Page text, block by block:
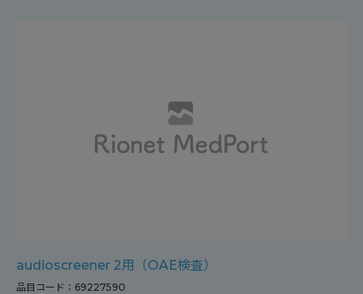
audioscreener 2用（OAE検査）
品目コード：69227590